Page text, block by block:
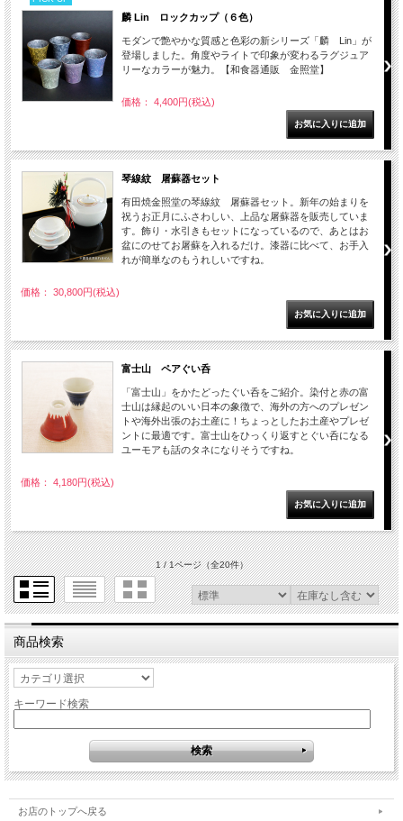
麟 Lin ロックカップ（６色）
モダンで艶やかな質感と色彩の新シリーズ「麟 Lin」が
登場しました。角度やライトで印象が変わるラグジュア
リーなカラーが魅力。【和食器通販 金照堂】
価格： 4,400円(税込)
琴線紋 屠蘇器セット
有田焼金照堂の琴線紋 屠蘇器セット。新年の始まりを
祝うお正月にふさわしい、上品な屠蘇器を販売していま
す。飾り・水引きもセットになっているので、あとはお
盆にのせてお屠蘇を入れるだけ。漆器に比べて、お手入
れが簡単なのもうれしいですね。
価格： 30,800円(税込)
富士山 ペアぐい呑
「富士山」をかたどったぐい呑をご紹介。染付と赤の富
士山は縁起のいい日本の象徴で、海外の方へのプレゼン
トや海外出張のお土産に！ちょっとしたお土産やプレゼ
ントに最適です。富士山をひっくり返すとぐい呑になる
ユーモアも話のタネになりそうですね。
価格： 4,180円(税込)
1 / 1ページ（全20件）
商品検索
キーワード検索
お店のトップへ戻る